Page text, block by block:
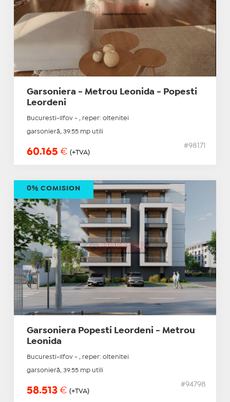
Garsoniera - Metrou Leonida - Popesti
Leordeni
Bucuresti-Ilfov - , reper: oltenitei
garsonieră, 39.55 mp utili
60.165 € (+TVA)
#98171
Garsoniera Popesti Leordeni - Metrou
Leonida
Bucuresti-Ilfov - , reper: oltenitei
garsonieră, 39.55 mp utili
58.513 € (+TVA)
#94798
0% COMISION